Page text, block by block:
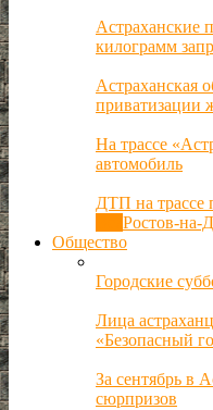
Астраханские
килограмм
Астраханская
приватизации
На трассе
автомобиль
ДТП на трассе
Ростов-на-
Общество
Городские
Лица
«Безопасный
За сентябрь в
сюрпризов